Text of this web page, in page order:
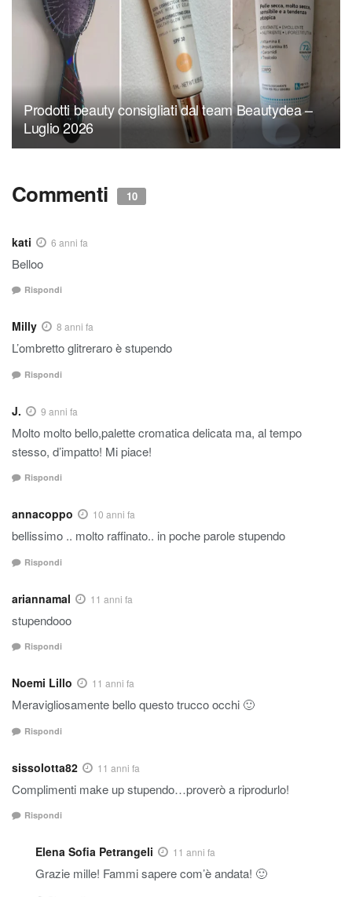
Prodotti beauty consigliati dal team Beautydea –
Luglio 2026
Commenti 10
kati 6 anni fa
Belloo
Rispondi
Milly 8 anni fa
L’ombretto glitreraro è stupendo
Rispondi
J. 9 anni fa
Molto molto bello,palette cromatica delicata ma, al tempo
stesso, d’impatto! Mi piace!
Rispondi
annacoppo 10 anni fa
bellissimo .. molto raffinato.. in poche parole stupendo
Rispondi
ariannamal 11 anni fa
stupendooo
Rispondi
Noemi Lillo 11 anni fa
Meravigliosamente bello questo trucco occhi 🙂
Rispondi
sissolotta82 11 anni fa
Complimenti make up stupendo…proverò a riprodurlo!
Rispondi
Elena Sofia Petrangeli 11 anni fa
Grazie mille! Fammi sapere com’è andata! 🙂